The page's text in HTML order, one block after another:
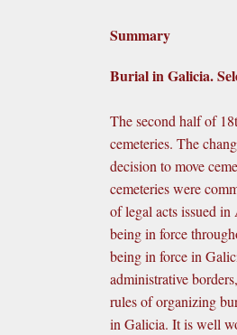
Summary
Burial in Galicia.
The second half of
cemeteries. The
decision to move
cemeteries were
of legal acts issued in
being in force
being in force in
administrative
rules of organizing
in Galicia. It is well